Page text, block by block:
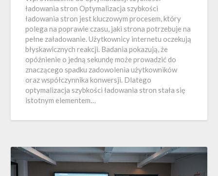
ładowania stron Optymalizacja szybkości
ładowania stron jest kluczowym procesem, który
polega na poprawie czasu, jaki strona potrzebuje na
pełne załadowanie. Użytkownicy internetu oczekują
błyskawicznych reakcji. Badania pokazują, że
opóźnienie o jedną sekundę może prowadzić do
znaczącego spadku zadowolenia użytkowników
oraz współczynnika konwersji. Dlatego
optymalizacja szybkości ładowania stron stała się
istotnym elementem…